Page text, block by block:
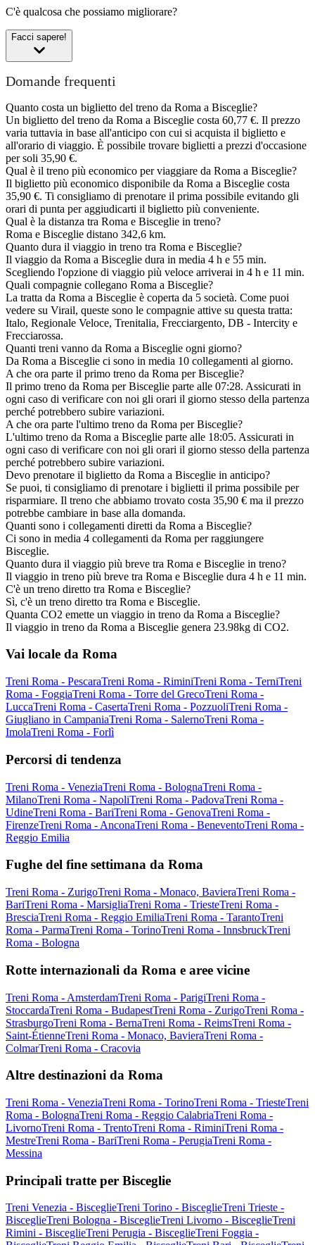
C'è qualcosa che possiamo migliorare?
Facci sapere!
Domande frequenti
Quanto costa un biglietto del treno da Roma a Bisceglie?
Un biglietto del treno da Roma a Bisceglie costa 60,77 €. Il prezzo
varia tuttavia in base all'anticipo con cui si acquista il biglietto e
all'orario di viaggio. È possibile trovare biglietti a prezzi d'occasione
per soli 35,90 €.
Qual è il treno più economico per viaggiare da Roma a Bisceglie?
Il biglietto più economico disponibile da Roma a Bisceglie costa
35,90 €. Ti consigliamo di prenotare il prima possibile evitando gli
orari di punta per aggiudicarti il biglietto più conveniente.
Qual è la distanza tra Roma e Bisceglie in treno?
Roma e Bisceglie distano 342,6 km.
Quanto dura il viaggio in treno tra Roma e Bisceglie?
Il viaggio da Roma a Bisceglie dura in media 4 h e 55 min.
Scegliendo l'opzione di viaggio più veloce arriverai in 4 h e 11 min.
Quali compagnie collegano Roma a Bisceglie?
La tratta da Roma a Bisceglie è coperta da 5 società. Come puoi
vedere su Virail, queste sono le compagnie attive su questa tratta:
Italo, Regionale Veloce, Trenitalia, Frecciargento, DB - Intercity e
Frecciarossa.
Quanti treni vanno da Roma a Bisceglie ogni giorno?
Da Roma a Bisceglie ci sono in media 10 collegamenti al giorno.
A che ora parte il primo treno da Roma per Bisceglie?
Il primo treno da Roma per Bisceglie parte alle 07:28. Assicurati in
ogni caso di verificare con noi gli orari il giorno stesso della partenza
perché potrebbero subire variazioni.
A che ora parte l'ultimo treno da Roma per Bisceglie?
L'ultimo treno da Roma a Bisceglie parte alle 18:05. Assicurati in
ogni caso di verificare con noi gli orari il giorno stesso della partenza
perché potrebbero subire variazioni.
Devo prenotare il biglietto da Roma a Bisceglie in anticipo?
Se puoi, ti consigliamo di prenotare i biglietti il prima possibile per
risparmiare. Il treno che abbiamo trovato costa 35,90 € ma il prezzo
potrebbe cambiare in base alla domanda.
Quanti sono i collegamenti diretti da Roma a Bisceglie?
Ci sono in media 4 collegamenti da Roma per raggiungere
Bisceglie.
Quanto dura il viaggio più breve tra Roma e Bisceglie in treno?
Il viaggio in treno più breve tra Roma e Bisceglie dura 4 h e 11 min.
C'è un treno diretto tra Roma e Bisceglie?
Sì, c'è un treno diretto tra Roma e Bisceglie.
Quanta CO2 emette un viaggio in treno da Roma a Bisceglie?
Il viaggio in treno da Roma a Bisceglie genera 23.98kg di CO2.
Vai locale da Roma
Treni Roma - PescaraTreni Roma - RiminiTreni Roma - TerniTreni
Roma - FoggiaTreni Roma - Torre del GrecoTreni Roma -
LuccaTreni Roma - CasertaTreni Roma - PozzuoliTreni Roma -
Giugliano in CampaniaTreni Roma - SalernoTreni Roma -
ImolaTreni Roma - Forlì
Percorsi di tendenza
Treni Roma - VeneziaTreni Roma - BolognaTreni Roma -
MilanoTreni Roma - NapoliTreni Roma - PadovaTreni Roma -
UdineTreni Roma - BariTreni Roma - GenovaTreni Roma -
FirenzeTreni Roma - AnconaTreni Roma - BeneventoTreni Roma -
Reggio Emilia
Fughe del fine settimana da Roma
Treni Roma - ZurigoTreni Roma - Monaco, BavieraTreni Roma -
BariTreni Roma - MarsigliaTreni Roma - TriesteTreni Roma -
BresciaTreni Roma - Reggio EmiliaTreni Roma - TarantoTreni
Roma - ParmaTreni Roma - TorinoTreni Roma - InnsbruckTreni
Roma - Bologna
Rotte internazionali da Roma e aree vicine
Treni Roma - AmsterdamTreni Roma - ParigiTreni Roma -
StoccardaTreni Roma - BudapestTreni Roma - ZurigoTreni Roma -
StrasburgoTreni Roma - BernaTreni Roma - ReimsTreni Roma -
Saint-ÉtienneTreni Roma - Monaco, BavieraTreni Roma -
ColmarTreni Roma - Cracovia
Altre destinazioni da Roma
Treni Roma - VeneziaTreni Roma - TorinoTreni Roma - TriesteTreni
Roma - BolognaTreni Roma - Reggio CalabriaTreni Roma -
LivornoTreni Roma - TrentoTreni Roma - RiminiTreni Roma -
MestreTreni Roma - BariTreni Roma - PerugiaTreni Roma -
Messina
Principali tratte per Bisceglie
Treni Venezia - BisceglieTreni Torino - BisceglieTreni Trieste -
BisceglieTreni Bologna - BisceglieTreni Livorno - BisceglieTreni
Rimini - BisceglieTreni Perugia - BisceglieTreni Foggia -